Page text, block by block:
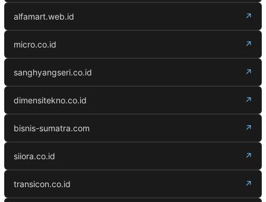
alfamart.web.id ↗
micro.co.id ↗
sanghyangseri.co.id ↗
dimensitekno.co.id ↗
bisnis-sumatra.com ↗
siiora.co.id ↗
transicon.co.id ↗